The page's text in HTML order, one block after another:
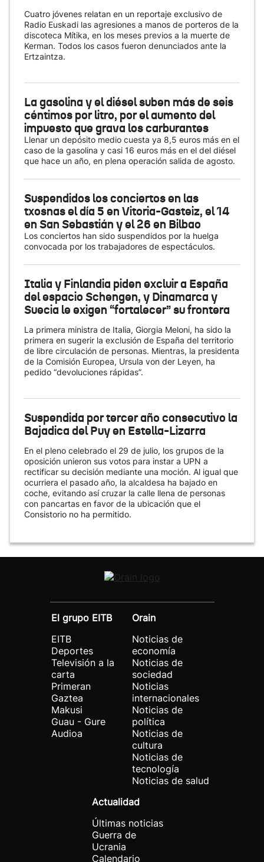
Cuatro jóvenes relatan en un reportaje exclusivo de
Radio Euskadi las agresiones a manos de porteros de la
discoteca Mítika, en los meses previos a la muerte de
Kerman. Todos los casos fueron denunciados ante la
Ertzaintza.
La gasolina y el diésel suben más de seis
céntimos por litro, por el aumento del
impuesto que grava los carburantes
Llenar un depósito medio cuesta ya 8,5 euros más en el
caso de la gasolina y casi 16 euros más en el del diésel
que hace un año, en plena operación salida de agosto.
Suspendidos los conciertos en las
txosnas el día 5 en Vitoria-Gasteiz, el 14
en San Sebastián y el 26 en Bilbao
Los conciertos han sido suspendidos por la huelga
convocada por los trabajadores de espectáculos.
Italia y Finlandia piden excluir a España
del espacio Schengen, y Dinamarca y
Suecia le exigen “fortalecer” su frontera
La primera ministra de Italia, Giorgia Meloni, ha sido la
primera en sugerir la exclusión de España del territorio
de libre circulación de personas. Mientras, la presidenta
de la Comisión Europea, Ursula von der Leyen, ha
pedido “devoluciones rápidas”.
Suspendida por tercer año consecutivo la
Bajadica del Puy en Estella-Lizarra
En el pleno celebrado el 29 de julio, los grupos de la
oposición unieron sus votos para instar a UPN a
rectificar su decisión mediante una moción. Al igual que
ocurriera el pasado año, la alcaldesa ha bajado en
coche, evitando así cruzar la calle llena de personas
con pancartas en favor de la ubicación que el
Consistorio no ha permitido.
El grupo EITB
EITB
Deportes
Televisión a la
carta
Primeran
Gaztea
Makusi
Guau - Gure
Audioa
Orain
Noticias de
economía
Noticias de
sociedad
Noticias
internacionales
Noticias de
política
Noticias de
cultura
Noticias de
tecnología
Noticias de salud
Actualidad
Últimas noticias
Guerra de
Ucrania
Calendario